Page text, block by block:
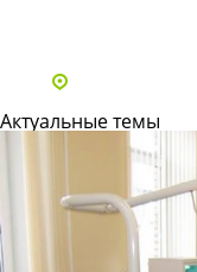
Актуальные темы